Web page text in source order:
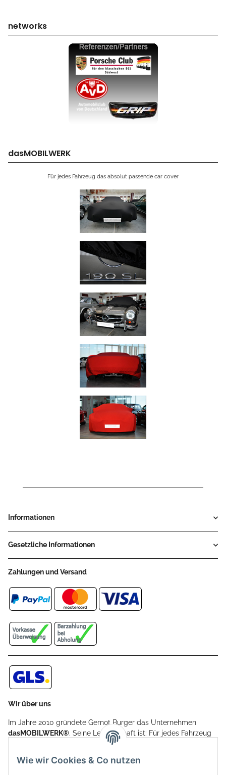
networks
dasMOBILWERK
Für jedes Fahrzeug das absolut passende car cover
Informationen
Gesetzliche Informationen
Zahlungen und Versand
Wir über uns
Im Jahre 2010 gründete Gernot Burger das Unternehmen
dasMOBILWERK®. Seine Leidenschaft ist: Für jedes Fahrzeug
ein Car Cover anzubieten - passgenau und individuell.
Aufgrund der vielen positiven Kundenrückmeldungen kamen
weitere Produkte, wie Reifenschuhe, Hardtopständer hinzu.
Wie wir Cookies & Co nutzen